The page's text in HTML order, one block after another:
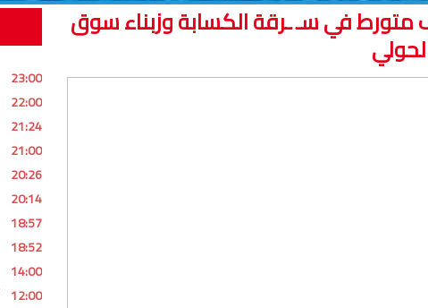
متورط في سـ ـرقة الكسابة وزبناء سوق
23:00
22:00
21:24
21:00
20:26
20:14
18:57
18:52
14:00
12:00